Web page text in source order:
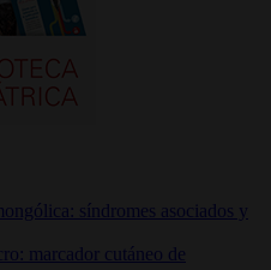
síndromes asociados y
marcador cutáneo de